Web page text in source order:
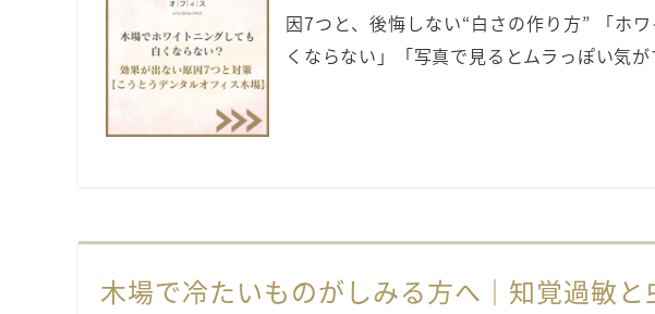
因7つと、後悔しない“白さの作り方” 「ホ
くならない」「写真で見るとムラっぽい気
木場で冷たいものがしみる方へ｜知覚過敏